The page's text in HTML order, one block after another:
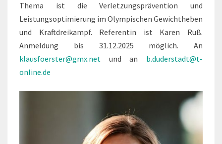
Thema ist die Verletzungsprävention und
Leistungsoptimierung im Olympischen Gewichtheben
und Kraftdreikampf. Referentin ist Karen Ruß.
Anmeldung bis 31.12.2025 möglich. An
klausfoerster@gmx.net und an b.duderstadt@t-
online.de